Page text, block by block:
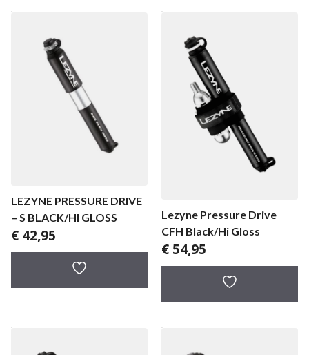
LEZYNE PRESSURE DRIVE
– S BLACK/HI GLOSS
€ 42,95
Lezyne Pressure Drive
CFH Black/Hi Gloss
€ 54,95